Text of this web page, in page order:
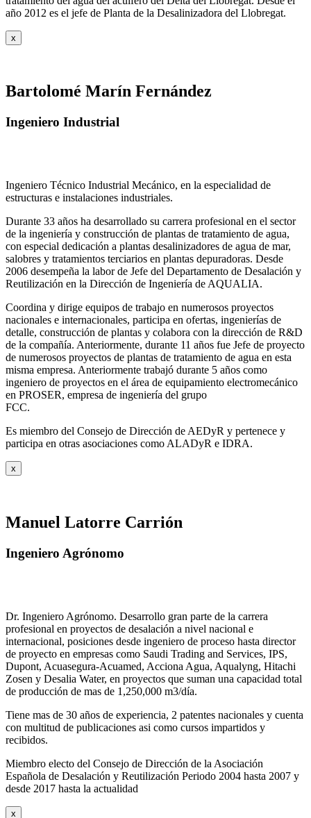
año 2012 es el jefe de Planta de la Desalinizadora del Llobregat.
x
Bartolomé Marín Fernández
Ingeniero Industrial
Ingeniero Técnico Industrial Mecánico, en la especialidad de
estructuras e instalaciones industriales.
Durante 33 años ha desarrollado su carrera profesional en el sector
de la ingeniería y construcción de plantas de tratamiento de agua,
con especial dedicación a plantas desalinizadores de agua de mar,
salobres y tratamientos terciarios en plantas depuradoras. Desde
2006 desempeña la labor de Jefe del Departamento de Desalación y
Reutilización en la Dirección de Ingeniería de AQUALIA.
Coordina y dirige equipos de trabajo en numerosos proyectos
nacionales e internacionales, participa en ofertas, ingenierías de
detalle, construcción de plantas y colabora con la dirección de R&D
de la compañía. Anteriormente, durante 11 años fue Jefe de proyecto
de numerosos proyectos de plantas de tratamiento de agua en esta
misma empresa. Anteriormente trabajó durante 5 años como
ingeniero de proyectos en el área de equipamiento electromecánico
en PROSER, empresa de ingeniería del grupo
FCC.
Es miembro del Consejo de Dirección de AEDyR y pertenece y
participa en otras asociaciones como ALADyR e IDRA.
x
Manuel Latorre Carrión
Ingeniero Agrónomo
Dr. Ingeniero Agrónomo. Desarrollo gran parte de la carrera
profesional en proyectos de desalación a nivel nacional e
internacional, posiciones desde ingeniero de proceso hasta director
de proyecto en empresas como Saudi Trading and Services, IPS,
Dupont, Acuasegura-Acuamed, Acciona Agua, Aqualyng, Hitachi
Zosen y Desalia Water, en proyectos que suman una capacidad total
de producción de mas de 1,250,000 m3/día.
Tiene mas de 30 años de experiencia, 2 patentes nacionales y cuenta
con multitud de publicaciones asi como cursos impartidos y
recibidos.
Miembro electo del Consejo de Dirección de la Asociación
Española de Desalación y Reutilización Periodo 2004 hasta 2007 y
desde 2017 hasta la actualidad
x